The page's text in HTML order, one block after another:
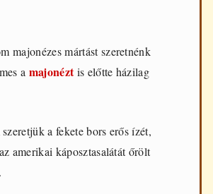
majonézes mártást szeretnénk
a majonéztis előtte házilag
a fekete bors erős ízét,
amerikai káposztasalátát őrölt